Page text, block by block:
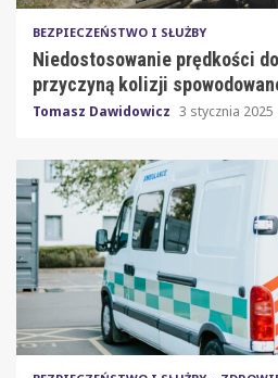
BEZPIECZEŃSTWO I SŁUŻBY
Niedostosowanie prędkości
przyczyną kolizji
Tomasz Dawidowicz 3 stycznia 2025